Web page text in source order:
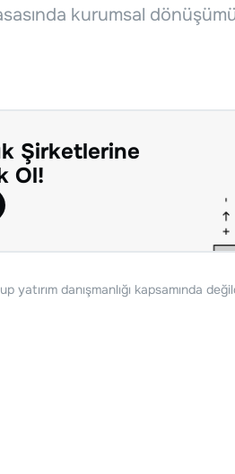
kurumsal
Şirketlerine
Ol!
yatırım danışmanlığı kapsamında